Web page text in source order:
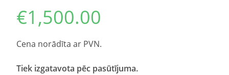
€1,500.00
Cena norādīta ar PVN.
Tiek izgatavota pēc pasūtījuma.